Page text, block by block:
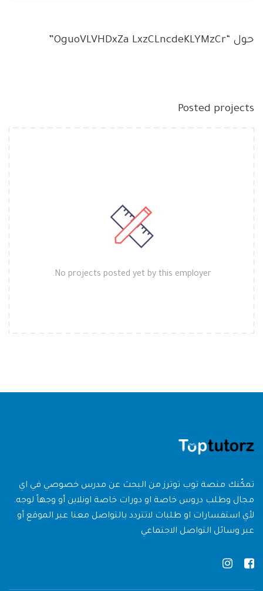
حول “OguoVLVHDxZa LxzCLncdeKLYMzCr”
Posted projects
No projects posted yet by this employer.
تمكّنك منصة توب توترز من البحث عن مدرس خصوصي في اي
مجال وطلب دروس خاصة او دورات خاصة اونلاين أو وجهاً لوجه.
لأي استفسارات او طلبات لاتتردد بالتواصل معنا عبر الموقع أو
عبر وسائل التواصل الاجتماعي